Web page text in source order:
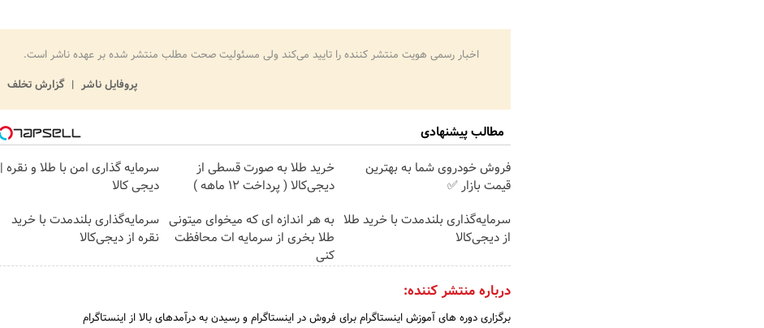
اخبار رسمی هویت منتشر کننده را تایید می‌کند ولی مسئولیت صحت مطلب منتشر شده بر عهده ناشر است.
پروفایل ناشر
گزارش تخلف
مطالب پیشنهادی
فروش خودروی شما به بهترین
قیمت بازار ✅
خرید طلا به صورت قسطی از
دیجی‌کالا ( پرداخت 12 ماهه )
سرمایه گذاری امن با طلا و نقره |
دیجی کالا
سرمایه‌گذاری بلندمدت با خرید طلا
از دیجی‌کالا
به هر اندازه ای که میخوای میتونی
طلا بخری از سرمایه ات محافظت
کنی
سرمایه‌گذاری بلندمدت با خرید
نقره از دیجی‌کالا
درباره منتشر کننده:
برگزاری دوره های آموزش اینستاگرام برای فروش در اینستاگرام و رسیدن به درآمدهای بالا از اینستاگرام